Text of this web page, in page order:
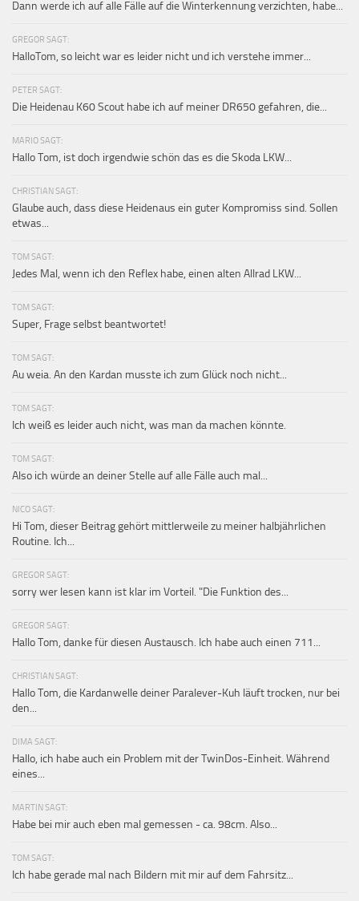
Dann werde ich auf alle Fälle auf die Winterkennung verzichten, habe...
GREGOR SAGT:
HalloTom, so leicht war es leider nicht und ich verstehe immer...
PETER SAGT:
Die Heidenau K60 Scout habe ich auf meiner DR650 gefahren, die...
MARIO SAGT:
Hallo Tom, ist doch irgendwie schön das es die Skoda LKW...
CHRISTIAN SAGT:
Glaube auch, dass diese Heidenaus ein guter Kompromiss sind. Sollen
etwas...
TOM SAGT:
Jedes Mal, wenn ich den Reflex habe, einen alten Allrad LKW...
TOM SAGT:
Super, Frage selbst beantwortet!
TOM SAGT:
Au weia. An den Kardan musste ich zum Glück noch nicht...
TOM SAGT:
Ich weiß es leider auch nicht, was man da machen könnte.
TOM SAGT:
Also ich würde an deiner Stelle auf alle Fälle auch mal...
NICO SAGT:
Hi Tom, dieser Beitrag gehört mittlerweile zu meiner halbjährlichen
Routine. Ich...
GREGOR SAGT:
sorry wer lesen kann ist klar im Vorteil. "Die Funktion des...
GREGOR SAGT:
Hallo Tom, danke für diesen Austausch. Ich habe auch einen 711...
CHRISTIAN SAGT:
Hallo Tom, die Kardanwelle deiner Paralever-Kuh läuft trocken, nur bei
den...
DIMA SAGT:
Hallo, ich habe auch ein Problem mit der TwinDos-Einheit. Während
eines...
MARTIN SAGT:
Habe bei mir auch eben mal gemessen - ca. 98cm. Also...
TOM SAGT:
Ich habe gerade mal nach Bildern mit mir auf dem Fahrsitz...